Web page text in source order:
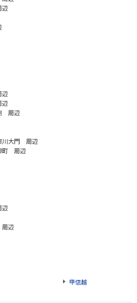
辺
辺
辺
周辺
川大門 周辺
町 周辺
辺
辺
甲信越